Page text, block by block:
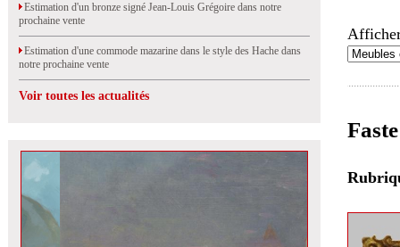
Estimation d'un bronze signé Jean-Louis Grégoire dans notre
prochaine vente
Estimation d'une commode mazarine dans le style des Hache dans
notre prochaine vente
Voir toutes les actualités